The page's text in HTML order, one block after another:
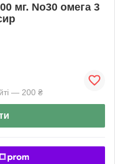
мг. No30 омега 3
— 200 ₴